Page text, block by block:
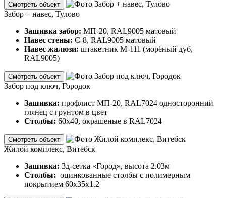
Смотреть объект
Забор + навес, Тулово
Зашивка забор: МП-20, RAL9005 матовый
Навес стены: С-8, RAL9005 матовый
Навес жалюзи: штакетник М-111 (морёный дуб,
RAL9005)
Смотреть объект
Забор под ключ, Городок
Зашивка: профлист МП-20, RAL7024 односторонний
глянец с грунтом в цвет
Столбы: 60х40, окрашеные в RAL7024
Смотреть объект
Жилой комплекс, Витебск
Зашивка: 3д-сетка «Город», высота 2.03м
Столбы: оцинкованные столбы с полимерным
покрытием 60х35х1.2